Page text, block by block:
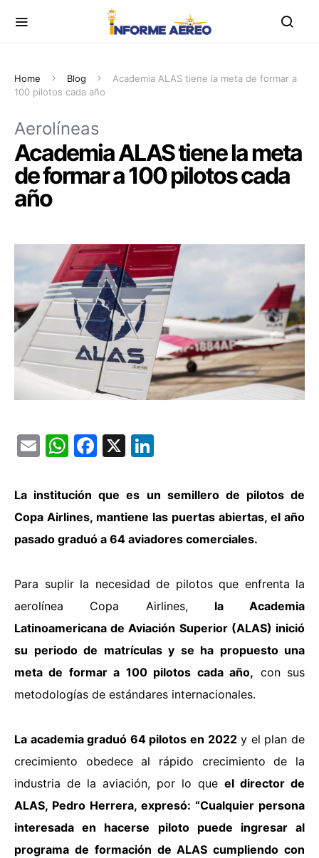
Home Blog
Academia ALAS tiene la meta de formar a
100 pilotos cada año
Aerolíneas
Academia ALAS tiene la meta
de formar a 100 pilotos cada
año
EmailWhatsApp
Facebook
X
La institución que es un semillero de pilotos de
Copa Airlines, mantiene las puertas abiertas, el año
pasado graduó a 64 aviadores comerciales.
Para suplir la necesidad de pilotos que enfrenta la
aerolínea Copa Airlines, la Academia
Latinoamericana de Aviación Superior (ALAS) inició
su periodo de matrículas y se ha propuesto una
meta de formar a 100 pilotos cada año, con sus
metodologías de estándares internacionales.
La academia graduó 64 pilotos en 2022y el plan de
crecimiento obedece al rápido crecimiento de la
industria de la aviación, por lo que el director de
ALAS, Pedro Herrera, expresó: “Cualquier persona
interesada en hacerse piloto puede ingresar al
programa de formación de ALAS cumpliendo con